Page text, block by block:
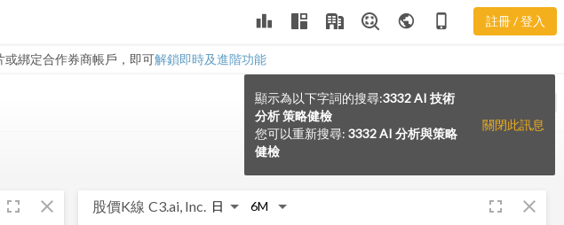
leaderboard public phone_iphone 註冊 / 登入
或綁定合作券商帳戶，即可解鎖即時及進階功能
顯示為以下字詞的搜尋:3332 AI 技術
分析 策略健檢
您可以重新搜尋: 3332 AI 分析與策略
健檢
關閉此訊息
fullscreen close 股價K線 C3.ai, Inc. fullscreen close